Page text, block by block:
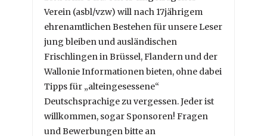
Verein (asbl/vzw) will nach 17jährigem
ehrenamtlichen Bestehen für unsere Leser
jung bleiben und ausländischen
Frischlingen in Brüssel, Flandern und der
Wallonie Informationen bieten, ohne dabei
Tipps für „alteingesessene“
Deutschsprachige zu vergessen. Jeder ist
willkommen, sogar Sponsoren! Fragen
und Bewerbungen bitte an